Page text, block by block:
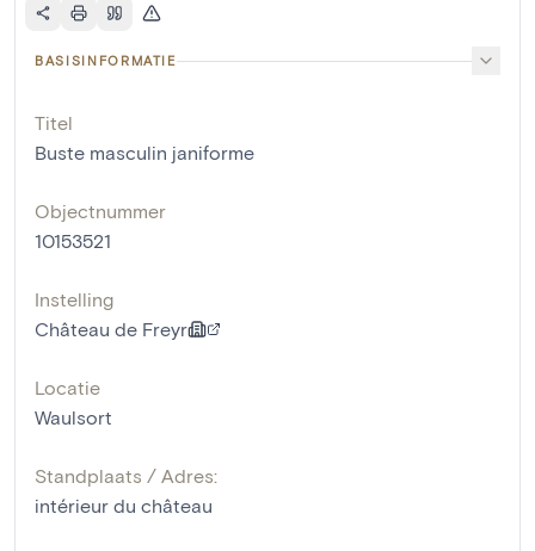
BASISINFORMATIE
Titel
Buste masculin janiforme
Objectnummer
10153521
Instelling
Château de Freyr
Locatie
Waulsort
Standplaats / Adres:
intérieur du château